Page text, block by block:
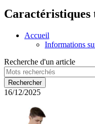
Caractéristiques
Accueil
Informations
Recherche d'un article
16/12/2025